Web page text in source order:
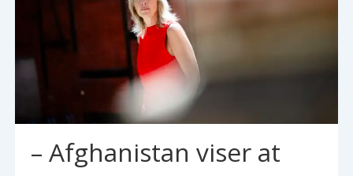
– Afghanistan viser at